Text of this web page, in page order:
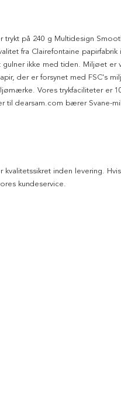
trykt på 240 g Multidesign
fra Clairefontaine papirfabrik
gulner ikke med tiden. Miljøet
der er forsynet med FSC's
Vores trykfaciliteter er
til dearsam.com bærer Svane-
kvalitetssikret inden levering.
kundeservice.